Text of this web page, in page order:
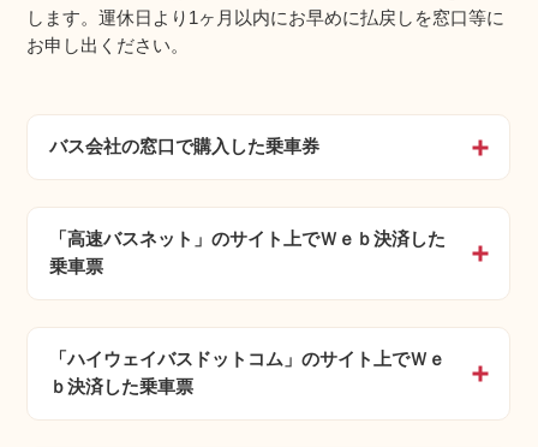
パーク＆ライド（駐車場）について
運休時の払戻しについて
バスの使い方
CM・動画
します。運休日より1ヶ月以内にお早めに払戻しを窓口等に
お申し出ください。
バス会社の窓口で購入した乗車券
「高速バスネット」のサイト上でＷｅｂ決済した
乗車票
「ハイウェイバスドットコム」のサイト上でＷｅ
ｂ決済した乗車票